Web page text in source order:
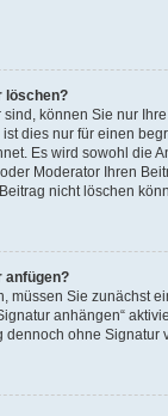
löschen?
können Sie nur
dies nur für einen
Es wird sowohl die
Moderator Ihren
nicht löschen
anfügen?
müssen Sie zunächst
anhängen“
ohne Signatur